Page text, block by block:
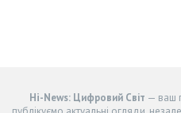
Hi-News: Цифровий Світ — ваш